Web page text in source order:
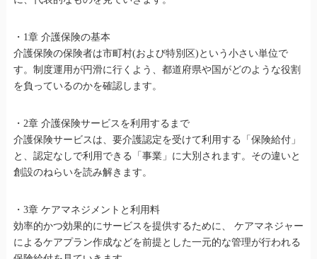
・1章 介護保険の基本
介護保険の保険者は市町村(および特別区)という小さい単位で
す。制度運用が円滑に行くよう、都道府県や国がどのような役割
を負っているのかを確認します。
・2章 介護保険サービスを利用するまで
介護保険サービスは、要介護認定を受けて利用する「保険給付」
と、認定なしで利用できる「事業」に大別されます。その違いと
創設のねらいを読み解きます。
・3章 ケアマネジメントと利用料
効率的かつ効果的にサービスを提供するために、 ケアマネジャー
によるケアプラン作成などを前提とした一元的な管理が行われる